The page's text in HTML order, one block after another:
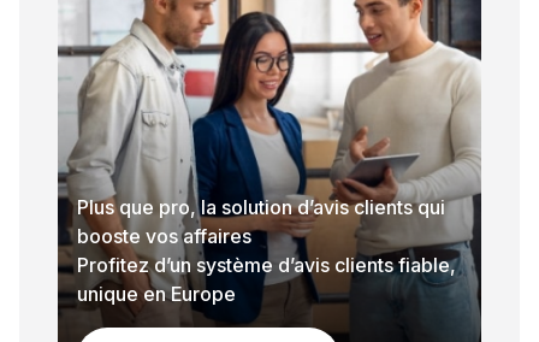
Plus que pro, la solution d’avis clients qui
booste vos affaires
Profitez d’un système d’avis clients fiable,
unique en Europe